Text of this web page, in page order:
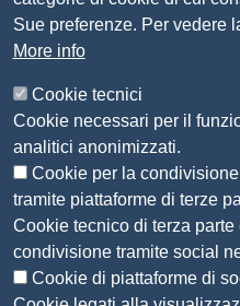
Social Media Policy
Dichiarazione di accessibilità
Feedback accessibilità
© 2026 CAMERA DI
MAREMMA E DEL
Sue preferenze. Per vedere
More info
Cookie tecnici
Cookie necessari per il
analitici anonimizzati.
Cookie per la
tramite piattaforme di terze
Cookie tecnico di terza
condivisione tramite social
Cookie di piattaforme di